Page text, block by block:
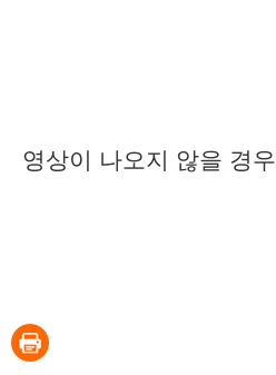
영상이 나오지 않을 경우